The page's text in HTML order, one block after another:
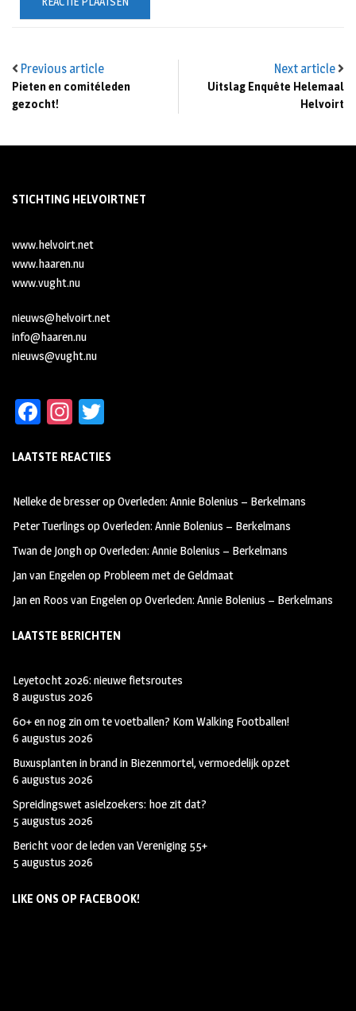
Previous article
Pieten en comitéleden
gezocht!
Next article
Uitslag Enquête Helemaal
Helvoirt
STICHTING HELVOIRTNET
www.helvoirt.net
www.haaren.nu
www.vught.nu
nieuws@helvoirt.net
info@haaren.nu
nieuws@vught.nu
Fa
b
oo
k
In
ag
m
tt
LAATSTE REACTIES
Nelleke de bresseropOverleden: Annie Bolenius – Berkelmans
Peter Tuerlings opOverleden: Annie Bolenius – Berkelmans
Twan de JonghopOverleden: Annie Bolenius – Berkelmans
Jan van Engelenop Probleem met de Geldmaat
Jan en Roos van EngelenopOverleden: Annie Bolenius – Berkelmans
LAATSTE BERICHTEN
Leyetocht 2026: nieuwe fietsroutes
8 augustus 2026
60+ en nog zin om te voetballen? Kom Walking Footballen!
6 augustus 2026
Buxusplanten in brand in Biezenmortel, vermoedelijk opzet
6 augustus 2026
Spreidingswet asielzoekers: hoe zit dat?
5 augustus 2026
Bericht voor de leden van Vereniging 55+
5 augustus 2026
LIKE ONS OP FACEBOOK!